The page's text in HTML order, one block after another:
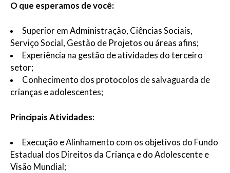
O que esperamos de você:
Superior em Administração, Ciências Sociais,
Serviço Social, Gestão de Projetos ou áreas afins;
Experiência na gestão de atividades do terceiro
setor;
Conhecimento dos protocolos de salvaguarda de
crianças e adolescentes;
Principais Atividades:
Execução e Alinhamento com os objetivos do Fundo
Estadual dos Direitos da Criança e do Adolescente e
Visão Mundial;